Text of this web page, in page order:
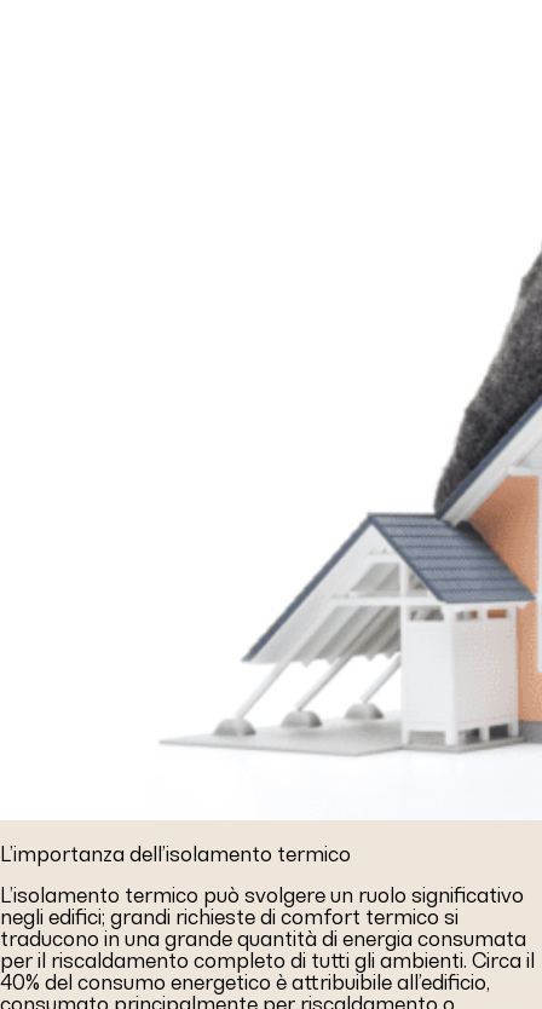
L’importanza dell’isolamento termico
L’isolamento termico può svolgere un ruolo significativo
negli edifici; grandi richieste di comfort termico si
traducono in una grande quantità di energia consumata
per il riscaldamento completo di tutti gli ambienti. Circa il
40% del consumo energetico è attribuibile all’edificio,